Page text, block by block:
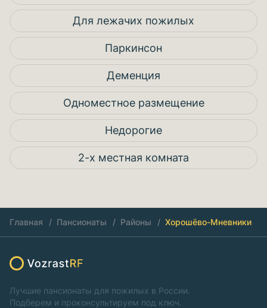
Для лежачих пожилых
Паркинсон
Деменция
Одноместное размещение
Недорогие
2-х местная комната
Главная Пансионаты Районы Хорошёво-Мневники
Лучшие пансионаты для пожилых в России.
Подберем и проконсультируем под ключ.